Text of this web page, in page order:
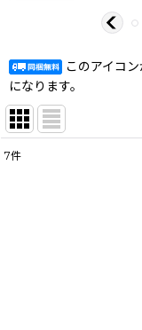
このアイコ
になります。
7件